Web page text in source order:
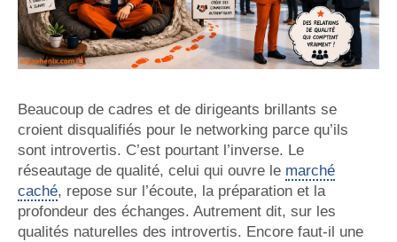
Beaucoup de cadres et de dirigeants brillants se
croient disqualifiés pour le networking parce qu’ils
sont introvertis. C’est pourtant l’inverse. Le
réseautage de qualité, celui qui ouvre le marché
caché, repose sur l’écoute, la préparation et la
profondeur des échanges. Autrement dit, sur les
qualités naturelles des introvertis. Encore faut-il une